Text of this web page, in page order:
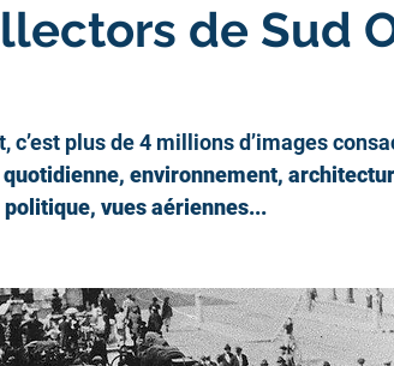
de Sud
c’est plus de 4 millions d’images
environnement,
vues aériennes...